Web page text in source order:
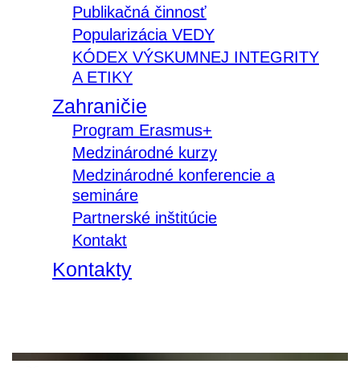
Publikačná činnosť
Popularizácia VEDY
KÓDEX VÝSKUMNEJ INTEGRITY
A ETIKY
Zahraničie
Program Erasmus+
Medzinárodné kurzy
Medzinárodné konferencie a
semináre
Partnerské inštitúcie
Kontakt
Kontakty